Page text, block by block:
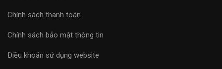
Chính sách thanh toán
Chính sách bảo mật thông tin
Điều khoản sử dụng website